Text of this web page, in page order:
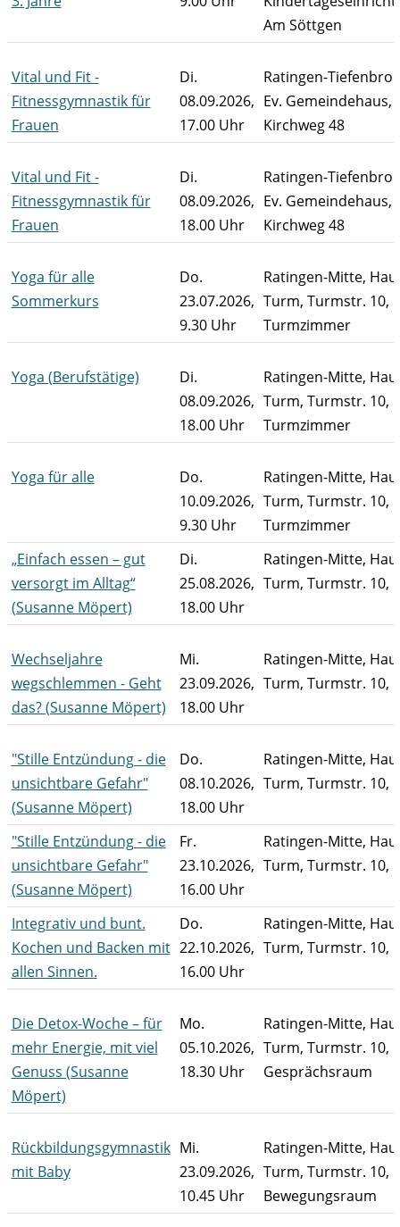
Am Söttgen
Vital und Fit -
Fitnessgymnastik für
Frauen
Di.
08.09.2026,
17.00 Uhr
Ratingen-
Ev. Gemeindehaus,
Kirchweg 48
Vital und Fit -
Fitnessgymnastik für
Frauen
Di.
08.09.2026,
18.00 Uhr
Ratingen-
Ev. Gemeindehaus,
Kirchweg 48
Yoga für alle
Sommerkurs
Do.
23.07.2026,
9.30 Uhr
Ratingen-Mitte,
Turm, Turmstr. 10,
Turmzimmer
Yoga (Berufstätige)
Di.
08.09.2026,
18.00 Uhr
Ratingen-Mitte,
Turm, Turmstr. 10,
Turmzimmer
Yoga für alle
Do.
10.09.2026,
9.30 Uhr
Ratingen-Mitte,
Turm, Turmstr. 10,
Turmzimmer
„Einfach essen – gut
versorgt im Alltag“
(Susanne Möpert)
Di.
25.08.2026,
18.00 Uhr
Ratingen-Mitte,
Turm, Turmstr. 10,
Wechseljahre
wegschlemmen - Geht
das? (Susanne Möpert)
Mi.
23.09.2026,
18.00 Uhr
Ratingen-Mitte,
Turm, Turmstr. 10,
"Stille Entzündung - die
unsichtbare Gefahr"
(Susanne Möpert)
Do.
08.10.2026,
18.00 Uhr
Ratingen-Mitte,
Turm, Turmstr. 10,
"Stille Entzündung - die
unsichtbare Gefahr"
(Susanne Möpert)
Fr.
23.10.2026,
16.00 Uhr
Ratingen-Mitte,
Turm, Turmstr. 10,
Integrativ und bunt.
Kochen und Backen mit
allen Sinnen.
Do.
22.10.2026,
16.00 Uhr
Ratingen-Mitte,
Turm, Turmstr. 10,
Die Detox-Woche – für
mehr Energie, mit viel
Genuss (Susanne
Möpert)
Mo.
05.10.2026,
18.30 Uhr
Ratingen-Mitte,
Turm, Turmstr. 10,
Gesprächsraum
Rückbildungsgymnastik
mit Baby
Mi.
23.09.2026,
10.45 Uhr
Ratingen-Mitte,
Turm, Turmstr. 10,
Bewegungsraum